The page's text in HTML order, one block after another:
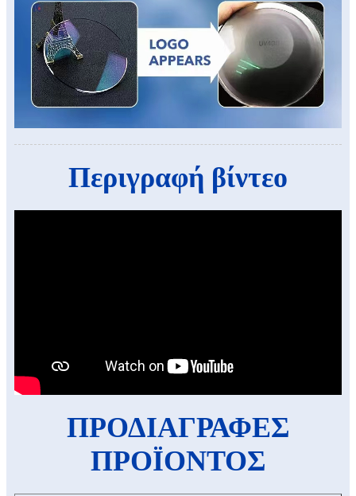
Περιγραφή βίντεο
ΠΡΟΔΙΑΓΡΑΦΕΣ
ΠΡΟΪΟΝΤΟΣ